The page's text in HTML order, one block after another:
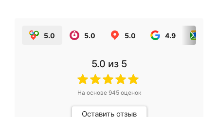
5.0 5.0 5.0 4.9
5.0 из 5
На основе 945оценок
Оставить отзыв